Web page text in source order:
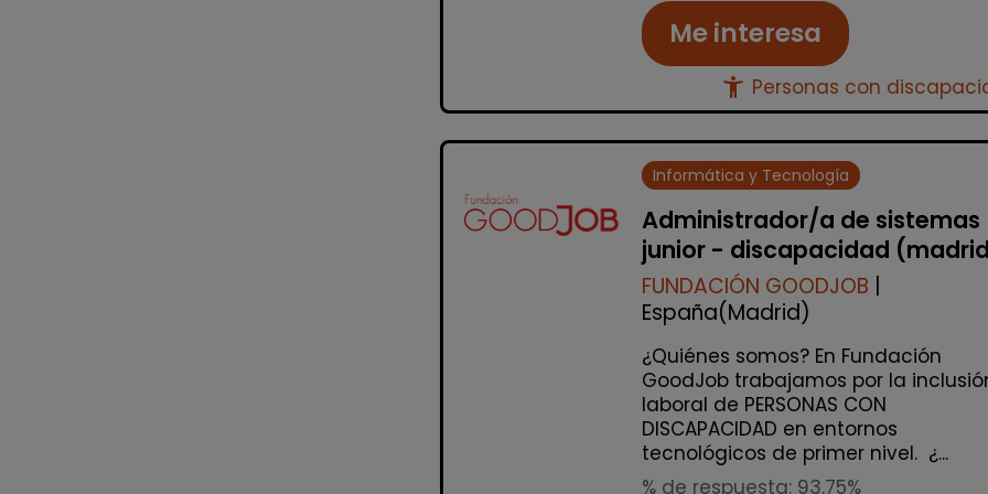
Me interesa
accessibility_new Personas con
Informática y Tecnología
Administrador/a de sistemas
junior - discapacidad
FUNDACIÓN GOODJOB
España(Madrid)
¿Quiénes somos? En Fundación
GoodJob trabajamos por la
laboral de PERSONAS CON
DISCAPACIDAD en entornos
tecnológicos de primer nivel. ¿...
% de respuesta: 93,75%